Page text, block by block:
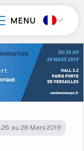
au 28 Mars 2019